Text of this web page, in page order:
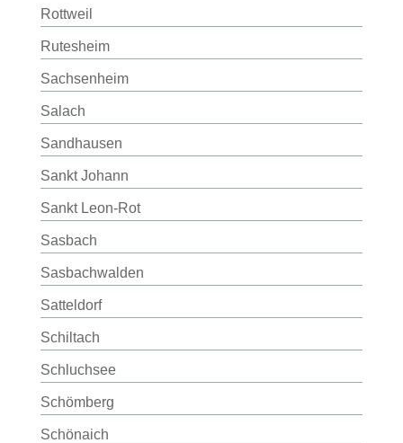
Rottweil
Rutesheim
Sachsenheim
Salach
Sandhausen
Sankt Johann
Sankt Leon-Rot
Sasbach
Sasbachwalden
Satteldorf
Schiltach
Schluchsee
Schömberg
Schönaich